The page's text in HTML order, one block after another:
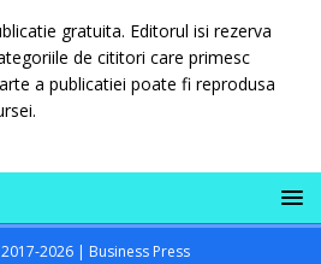
gratuita. Editorul isi rezerva
de cititori care primesc
a publicatiei poate fi reprodusa
2026 | Business Press